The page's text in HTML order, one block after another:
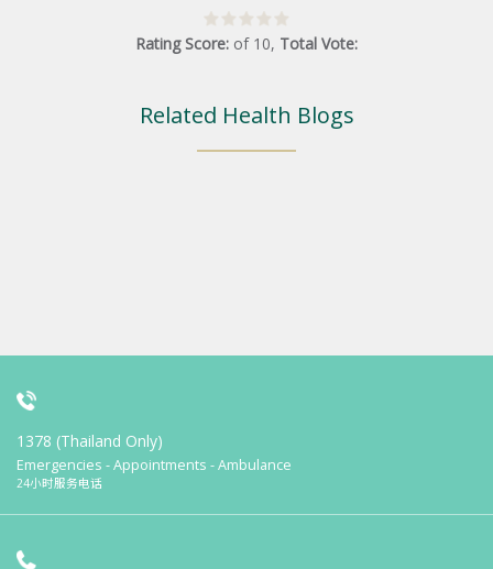
Rating Score: of 10, Total Vote:
Related Health Blogs
1378 (Thailand Only)
Emergencies - Appointments - Ambulance
24小时服务电话